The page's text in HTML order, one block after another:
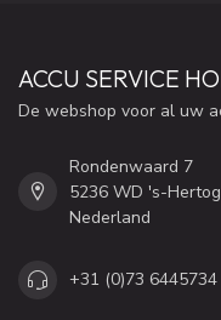
ACCU SERVICE
De webshop voor al uw
Rondenwaard 7
5236 WD 's-
Nederland
+31 (0)73 6445734